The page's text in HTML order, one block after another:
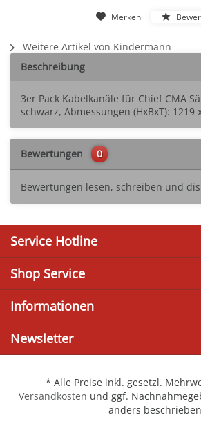
Merken
Weitere Artikel von Kindermann
Beschreibung
3er Pack Kabelkanäle für Chief CMA
schwarz, Abmessungen (HxBxT): 1219
Bewertungen 0
Bewertungen lesen, schreiben und
Service Hotline
Shop Service
Informationen
Newsletter
* Alle Preise inkl. gesetzl.
Versandkosten und ggf.
anders beschrieben